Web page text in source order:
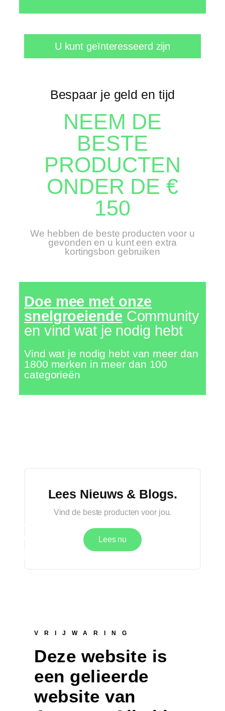
U kunt geïnteresseerd zijn
Bespaar je geld en tijd
NEEM DE
BESTE
PRODUCTEN
ONDER DE €
150
We hebben de beste producten voor u
gevonden en u kunt een extra
kortingsbon gebruiken
Doe mee met onze
snelgroeiende Community
en vind wat je nodig hebt
Vind wat je nodig hebt van meer dan
1800 merken in meer dan 100
categorieën
Lees Nieuws & Blogs.
Vind de beste producten voor jou.
Lees nu
VRIJWARING
Deze website is
een gelieerde
website van